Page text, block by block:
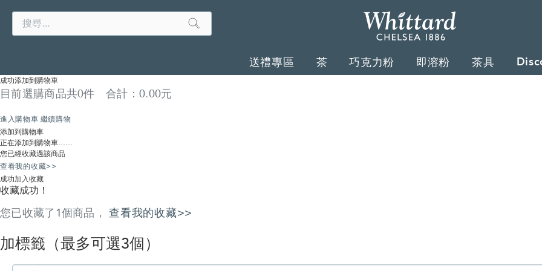
Chelsea
Search
Catalog
Search
送禮專區 茶 巧克力粉 即溶粉 茶具
成功添加到購物車
目前選購商品共0件 合計： 0.00元
進入購物車 繼續購物
添加到購物車
正在添加到購物車……
您已經收藏過該商品
查看我的收藏>>
成功加入收藏
收藏成功！
您已收藏了 1個商品，查看我的收藏>>
加標籤 （最多可選3個）